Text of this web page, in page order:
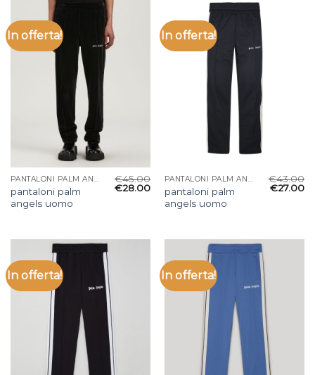
In offerta!
PANTALONI PALM ANGELS UOMO
pantaloni palm
angels uomo
€45.00
€28.00
In offerta!
PANTALONI PALM ANGELS UOMO
pantaloni palm
angels uomo
€43.00
€27.00
In offerta! In offerta!